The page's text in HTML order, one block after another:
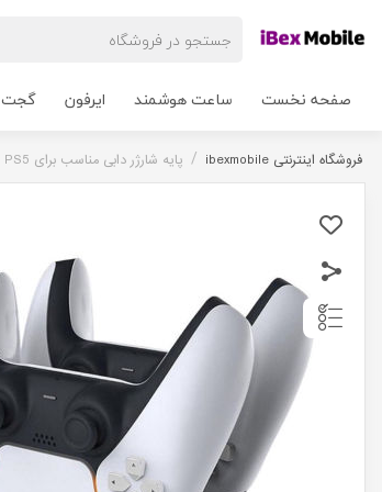
صفحه نخست ساعت هوشمند ایرفون گجت
فروشگاه اینترنتی ibexmobile / پایه شارژر دابی مناسب برای PS5